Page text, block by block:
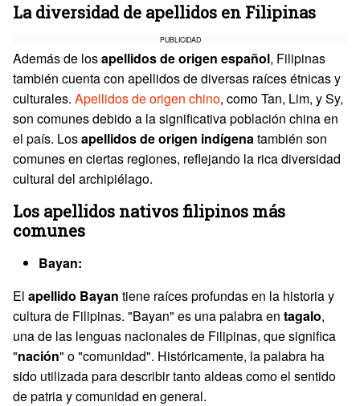
La diversidad de apellidos en Filipinas
PUBLICIDAD
Además de losapellidos de origen español, Filipinas
también cuenta con apellidos de diversas raíces étnicas y
culturales. Apellidos de origen chino, como Tan, Lim, y Sy,
son comunes debido a la significativa población china en
el país. Losapellidos de origen indígena también son
comunes en ciertas regiones, reflejando la rica diversidad
cultural del archipiélago.
Los apellidos nativos filipinos más
comunes
Bayan:
El apellido Bayan tiene raíces profundas en la historia y
cultura de Filipinas. "Bayan" es una palabra en tagalo,
una de las lenguas nacionales de Filipinas, que significa
"nación" o "comunidad". Históricamente, la palabra ha
sido utilizada para describir tanto aldeas como el sentido
de patria y comunidad en general.